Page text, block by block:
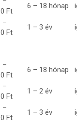
Ft
6 – 18 hónap
–
Ft
1 – 3 év
–
Ft
6 – 18 hónap
–
Ft
1 – 2 év
–
Ft
1 – 3 év